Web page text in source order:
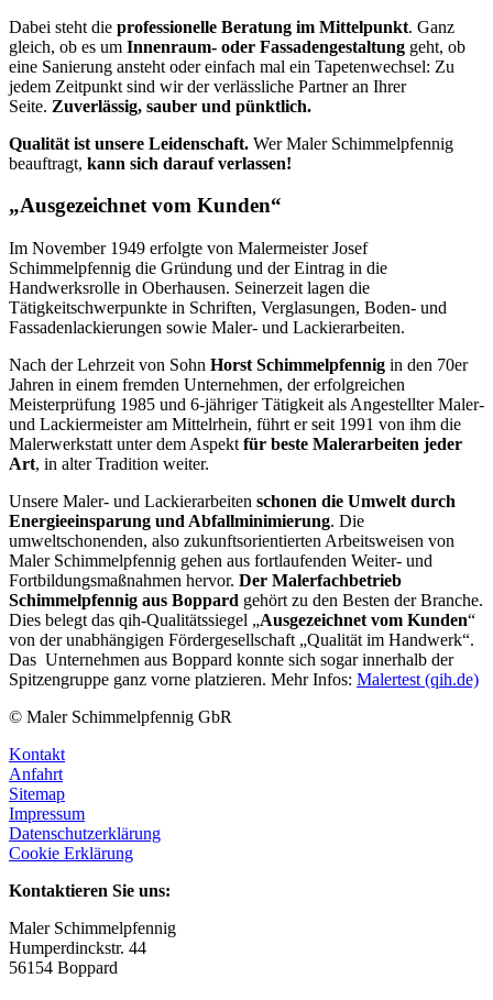
Dabei steht die professionelle Beratung im Mittelpunkt. Ganz
gleich, ob es um Innenraum- oder Fassadengestaltung geht, ob
eine Sanierung ansteht oder einfach mal ein Tapetenwechsel: Zu
jedem Zeitpunkt sind wir der verlässliche Partner an Ihrer
Seite. Zuverlässig, sauber und pünktlich.
Qualität ist unsere Leidenschaft. Wer Maler Schimmelpfennig
beauftragt, kann sich darauf verlassen!
„Ausgezeichnet vom Kunden“
Im November 1949 erfolgte von Malermeister Josef
Schimmelpfennig die Gründung und der Eintrag in die
Handwerksrolle in Oberhausen. Seinerzeit lagen die
Tätigkeitschwerpunkte in Schriften, Verglasungen, Boden- und
Fassadenlackierungen sowie Maler- und Lackierarbeiten.
Nach der Lehrzeit von Sohn Horst Schimmelpfennig in den 70er
Jahren in einem fremden Unternehmen, der erfolgreichen
Meisterprüfung 1985 und 6-jähriger Tätigkeit als Angestellter Maler-
und Lackiermeister am Mittelrhein, führt er seit 1991 von ihm die
Malerwerkstatt unter dem Aspekt für beste Malerarbeiten jeder
Art, in alter Tradition weiter.
Unsere Maler- und Lackierarbeiten schonen die Umwelt durch
Energieeinsparung und Abfallminimierung. Die
umweltschonenden, also zukunftsorientierten Arbeitsweisen von
Maler Schimmelpfennig gehen aus fortlaufenden Weiter- und
Fortbildungsmaßnahmen hervor. Der Malerfachbetrieb
Schimmelpfennig aus Boppard gehört zu den Besten der Branche.
Dies belegt das qih-Qualitätssiegel „Ausgezeichnet vom Kunden“
von der unabhängigen Fördergesellschaft „Qualität im Handwerk“.
Das Unternehmen aus Boppard konnte sich sogar innerhalb der
Spitzengruppe ganz vorne platzieren. Mehr Infos: Malertest (qih.de)
© Maler Schimmelpfennig GbR
Kontakt
Anfahrt
Sitemap
Impressum
Datenschutzerklärung
Cookie Erklärung
Kontaktieren Sie uns:
Maler Schimmelpfennig
Humperdinckstr. 44
56154 Boppard